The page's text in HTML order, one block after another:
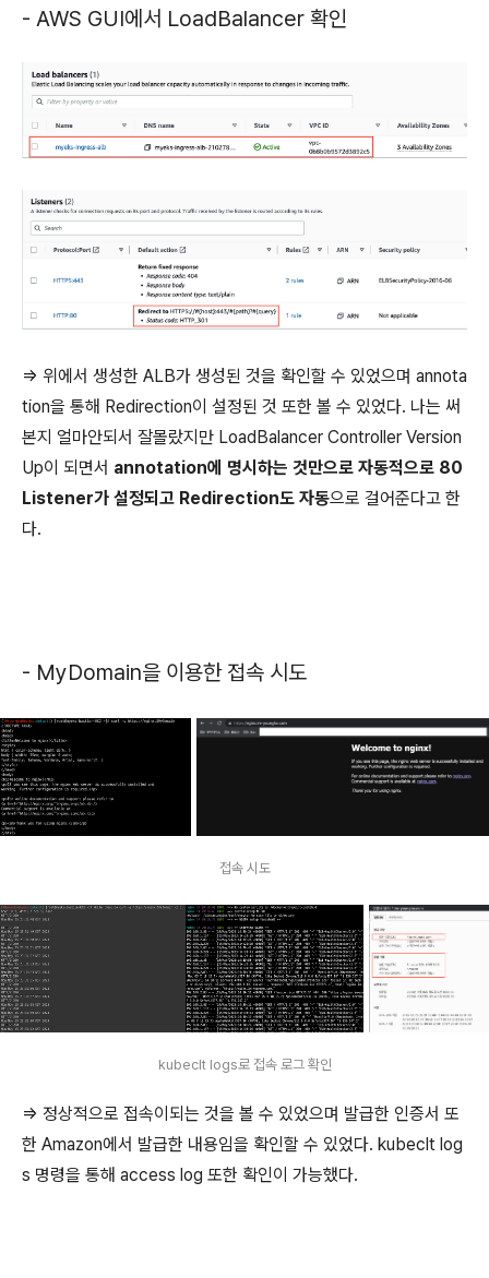
- AWS GUI에서 LoadBalancer 확인
=> 위에서 생성한 ALB가 생성된 것을 확인할 수 있었으며 annota
tion을 통해 Redirection이 설정된 것 또한 볼 수 있었다. 나는 써
본지 얼마안되서 잘몰랐지만 LoadBalancer Controller Version
Up이 되면서 annotation에 명시하는 것만으로 자동적으로 80
Listener가 설정되고 Redirection도 자동으로 걸어준다고 한
다.
- MyDomain을 이용한 접속 시도
접속 시도
kubeclt logs로 접속 로그 확인
=> 정상적으로 접속이되는 것을 볼 수 있었으며 발급한 인증서 또
한 Amazon에서 발급한 내용임을 확인할 수 있었다. kubeclt log
s 명령을 통해 access log 또한 확인이 가능했다.